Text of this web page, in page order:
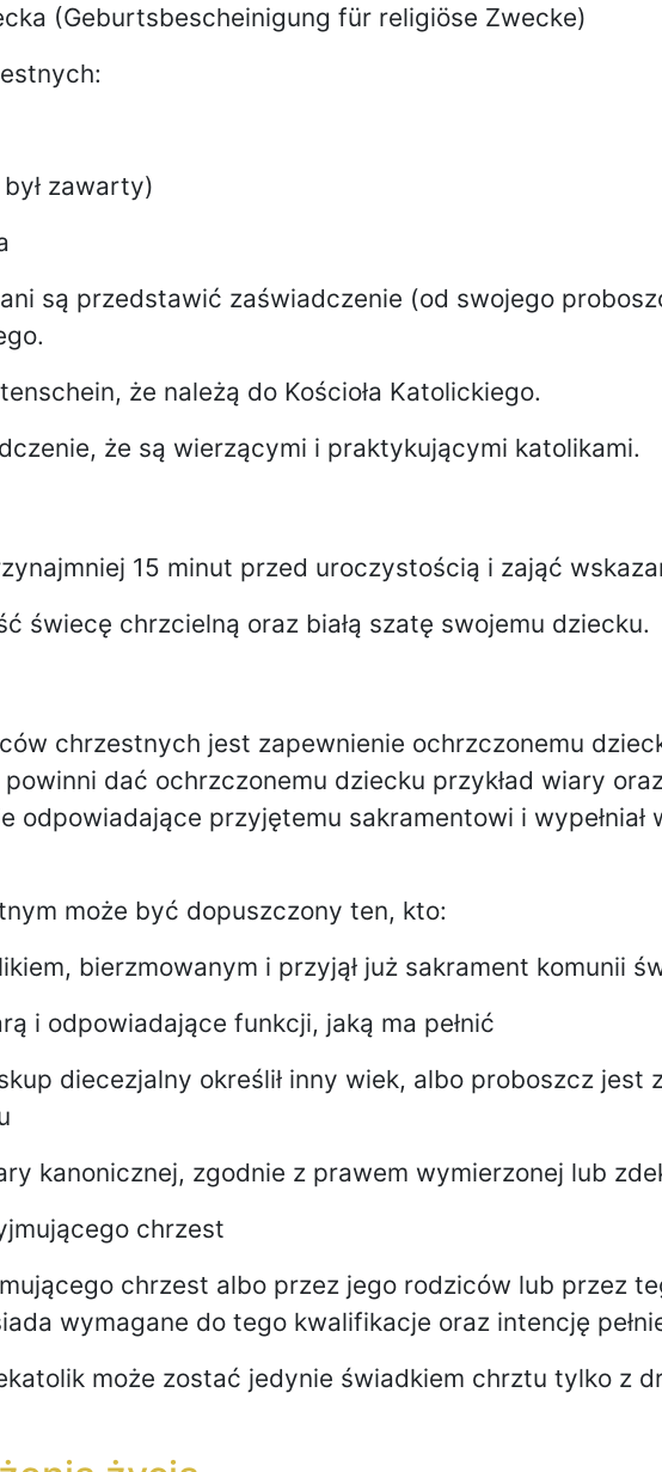
(Geburtsbescheinigung für religiöse Zwecke)
zawarty)
są przedstawić zaświadczenie (od swojego
że należą do Kościoła Katolickiego.
że są wierzącymi i praktykującymi katolikami.
15 minut przed uroczystością i zająć
świecę chrzcielną oraz białą szatę swojemu dziecku.
chrzestnych jest zapewnienie ochrzczonemu
dać ochrzczonemu dziecku przykład wiary
odpowiadające przyjętemu sakramentowi i wypełniał
może być dopuszczony ten, kto:
bierzmowanym i przyjął już sakrament komunii
i odpowiadające funkcji, jaką ma pełnić
diecezjalny określił inny wiek, albo proboszcz jest
kanonicznej, zgodnie z prawem wymierzonej lub
chrzest
chrzest albo przez jego rodziców lub przez
wymagane do tego kwalifikacje oraz intencję
może zostać jedynie świadkiem chrztu tylko z